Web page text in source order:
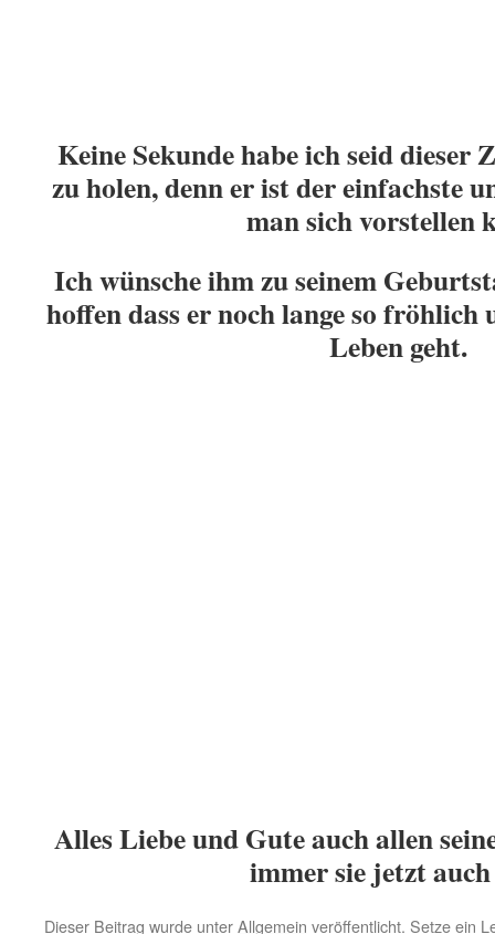
Keine Sekunde habe ich seid
zu holen, denn er ist der einfachste
man sich vorstellen
Ich wünsche ihm zu seinem
hoffen dass er noch lange so
Leben geht.
Alles Liebe und Gute auch allen
immer sie jetzt
Dieser Beitrag wurde unterAllgemein veröffentlicht. Setze ein